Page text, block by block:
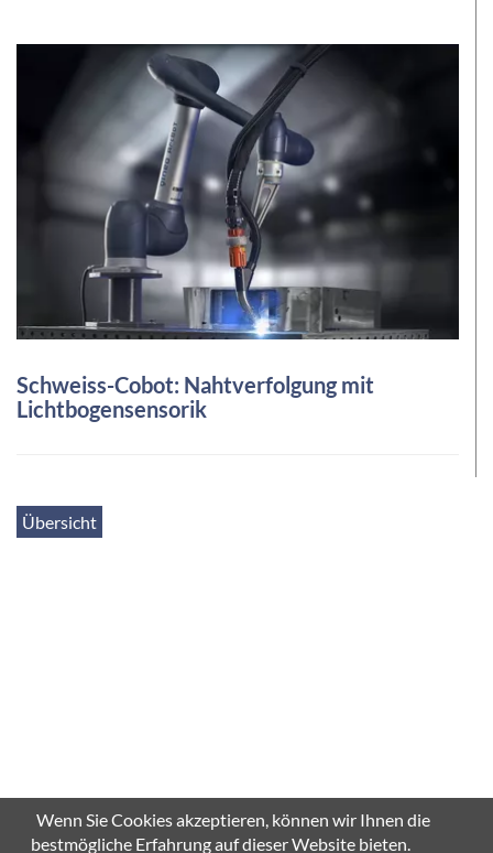
Schweiss-Cobot: Nahtverfolgung mit
Lichtbogensensorik
Übersicht
Wenn Sie Cookies akzeptieren, können wir Ihnen die
bestmögliche Erfahrung auf dieser Website bieten.